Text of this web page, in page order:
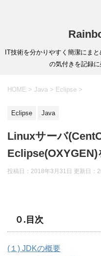
IT技術を分かりやすく簡潔にま
の気付きを記録に
HOME > Java > Eclipse >
Eclipse Java
Linuxサーバ
投稿日：2018年3月31日 更新日：
０.目次
(１) JDKの概要